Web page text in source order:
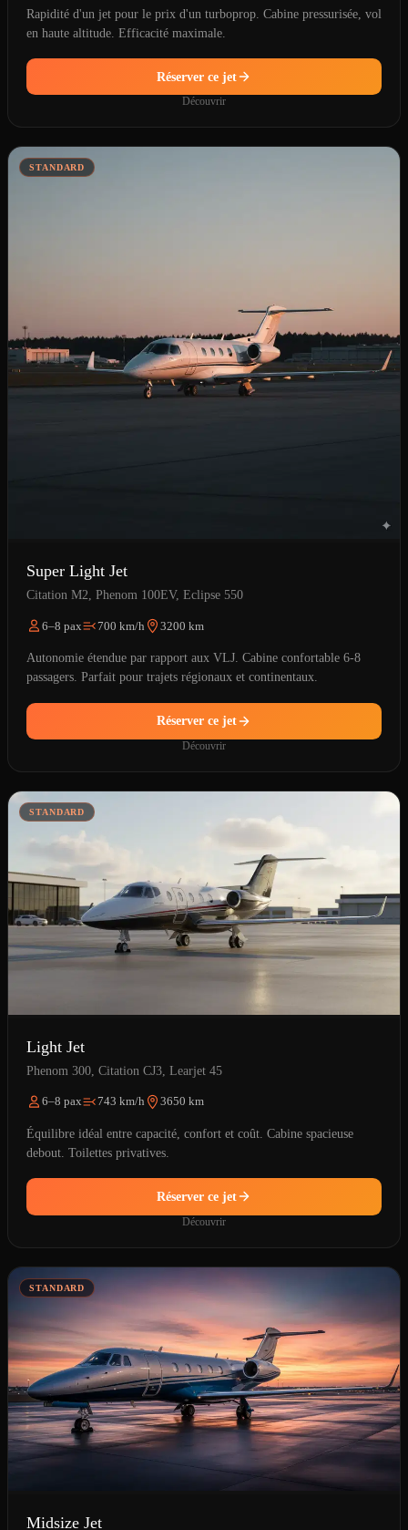
Rapidité d'un jet pour le prix d'un turboprop. Cabine pressurisée, vol
en haute altitude. Efficacité maximale.
Réserver ce jet
Découvrir
STANDARD
Super Light Jet
Citation M2, Phenom 100EV, Eclipse 550
6–8 pax 700 km/h 3200 km
Autonomie étendue par rapport aux VLJ. Cabine confortable 6-8
passagers. Parfait pour trajets régionaux et continentaux.
Réserver ce jet
Découvrir
STANDARD
Light Jet
Phenom 300, Citation CJ3, Learjet 45
6–8 pax 743 km/h 3650 km
Équilibre idéal entre capacité, confort et coût. Cabine spacieuse
debout. Toilettes privatives.
Réserver ce jet
Découvrir
STANDARD
Midsize Jet